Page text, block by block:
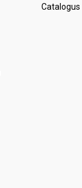
Catalogus